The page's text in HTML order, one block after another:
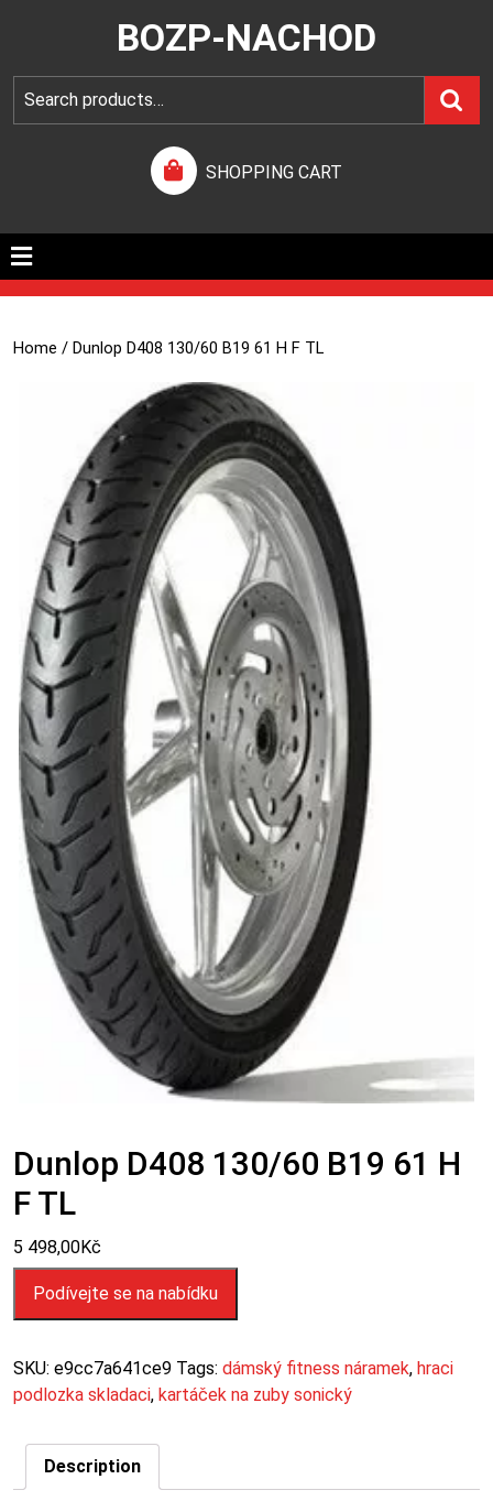
BOZP-NACHOD
SHOPPING CART
Home / Dunlop D408 130/60 B19 61 H F TL
Dunlop D408 130/60 B19 61 H
F TL
5 498,00Kč
Podívejte se na nabídku
SKU: e9cc7a641ce9 Tags: dámský fitness náramek, hraci
podlozka skladaci, kartáček na zuby sonický
Description